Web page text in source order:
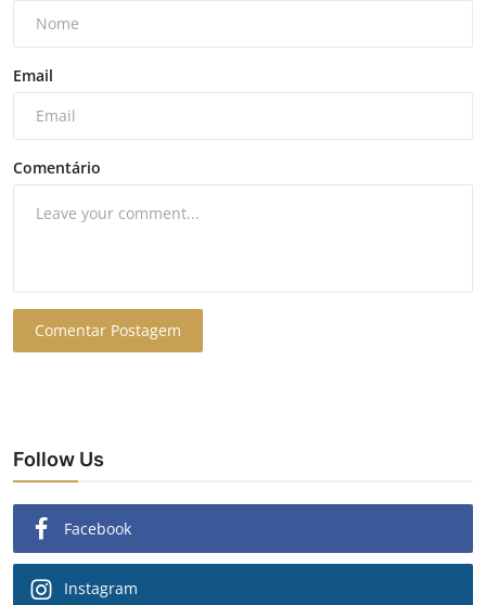
Email
Comentário
Comentar Postagem
Follow Us
Facebook
Instagram